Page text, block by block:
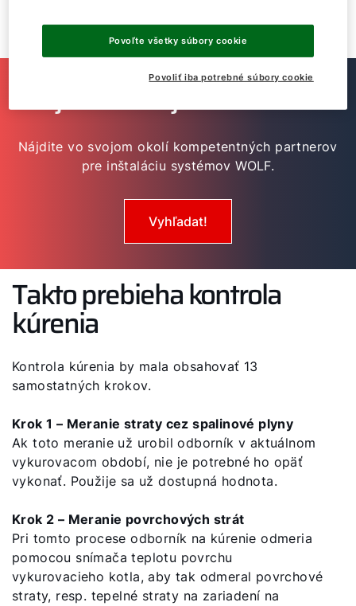
vždy najnovšie informácie a vedomosti.
Nájdite si svojho odborníka!
Nájdite vo svojom okolí kompetentných partnerov
pre inštaláciu systémov WOLF.
Vyhľadat!
Takto prebieha kontrola
kúrenia
Kontrola kúrenia by mala obsahovať 13
samostatných krokov.
Krok 1 – Meranie straty cez spalinové plyny
Ak toto meranie už urobil odborník v aktuálnom
vykurovacom období, nie je potrebné ho opäť
vykonať. Použije sa už dostupná hodnota.
Krok 2 – Meranie povrchových strát
Pri tomto procese odborník na kúrenie odmeria
pomocou snímača teplotu povrchu
vykurovacieho kotla, aby tak odmeral povrchové
straty, resp. tepelné straty na zariadení na
Povoliť iba potrebné súbory cookie
Povoľte všetky súbory cookie